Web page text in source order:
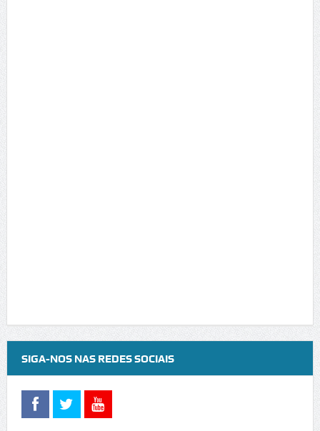
SIGA-NOS NAS REDES SOCIAIS